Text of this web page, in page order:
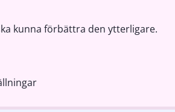
kunna förbättra den ytterligare.